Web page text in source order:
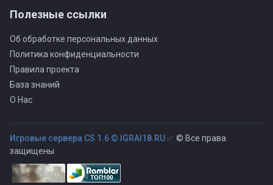
Полезные ссылки
Об обработке персональных данных
Политика конфиденциальности
Правила проекта
База знаний
О Нас
Игровые сервера CS 1.6 © IGRAI18.RU ✅© Все права
защищены